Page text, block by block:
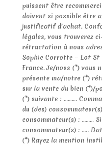
puissent être
doivent si possible être
justificatif d’achat.
légales, vous trouverez
rétractation à nous
Sophie Corrotte – Lot St
France. Je/nous (*)
présente ma/notre (*)
sur la vente du bien (*)/
(*) suivante : ……….
du (des)
consommateur(s) : ………
consommateur(s) : …..
(*) Rayez la mention